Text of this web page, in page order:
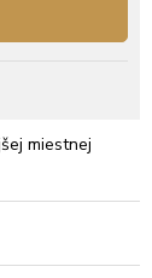
miestnej